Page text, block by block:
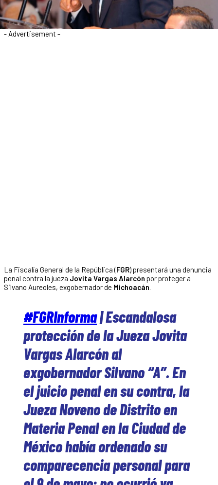
- Advertisement -
La Fiscalía General de la República (FGR) presentará una denuncia
penal contra la jueza Jovita Vargas Alarcón por proteger a
Silvano Aureoles, exgobernador de Michoacán.
#FGRInforma| Escandalosa
protección de la Jueza Jovita
Vargas Alarcón al
exgobernador Silvano “A”. En
el juicio penal en su contra, la
Jueza Noveno de Distrito en
Materia Penal en la Ciudad de
México había ordenado su
comparecencia personal para